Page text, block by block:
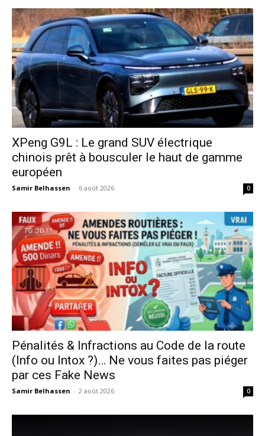
XPeng G9L : Le grand SUV électrique
chinois prêt à bousculer le haut de gamme
européen
Samir Belhassen - 6 août 2026 0
Pénalités & Infractions au Code de la route
(Info ou Intox ?)… Ne vous faites pas piéger
par ces Fake News
Samir Belhassen - 2 août 2026 0